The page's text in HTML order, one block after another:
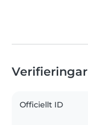
Verifieringar
Officiellt ID